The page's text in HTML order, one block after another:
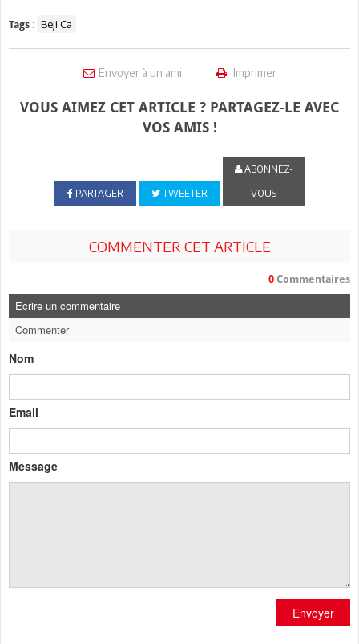
Tags : Beji Ca
Envoyer à un ami Imprimer
VOUS AIMEZ CET ARTICLE ? PARTAGEZ-LE AVEC
VOS AMIS !
PARTAGER TWEETER
ABONNEZ-
VOUS
COMMENTER CET ARTICLE
0 Commentaires
Ecrire un commentaire
Commenter
Nom
Email
Message
Envoyer